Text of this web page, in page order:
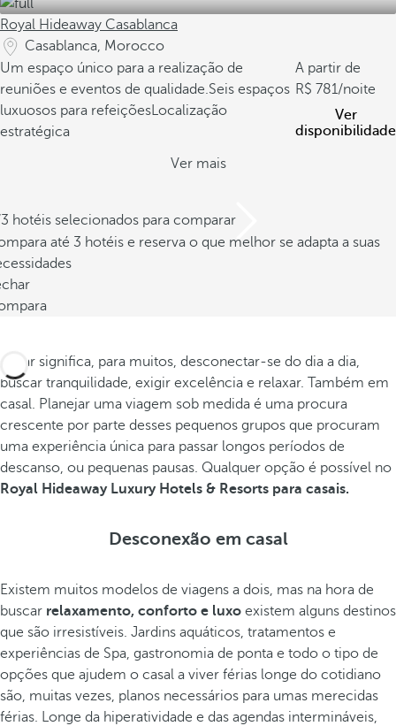
Royal Hideaway Casablanca
Casablanca, Morocco
Um espaço único para a realização de
reuniões e eventos de qualidade.Seis espaços
luxuosos para refeiçõesLocalização
estratégica
A partir de
781/noite
Ver
disponibilidade
Ver mais
hotéis selecionados para comparar
até 3 hotéis e reserva o que melhor se adapta a suas
Viajar significa, para muitos, desconectar-se do dia a dia,
buscar tranquilidade, exigir excelência e relaxar. Também em
casal. Planejar uma viagem sob medida é uma procura
crescente por parte desses pequenos grupos que procuram
uma experiência única para passar longos períodos de
descanso, ou pequenas pausas. Qualquer opção é possível no
Royal Hideaway Luxury Hotels & Resorts para casais.
Desconexão em casal
Existem muitos modelos de viagens a dois, mas na hora de
buscar relaxamento, conforto e luxo existem alguns destinos
que são irresistíveis. Jardins aquáticos, tratamentos e
experiências de Spa, gastronomia de ponta e todo o tipo de
opções que ajudem o casal a viver férias longe do cotidiano
são, muitas vezes, planos necessários para umas merecidas
férias. Longe da hiperatividade e das agendas intermináveis,